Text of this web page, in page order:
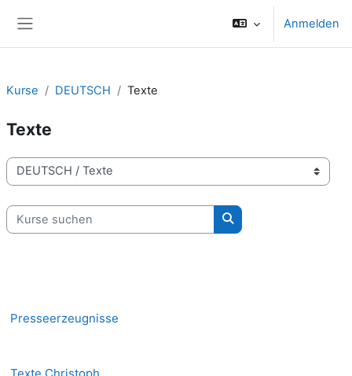
Anmelden
Kurse DEUTSCH Texte
Texte
Kursbereiche
Kurse suchen
Kurse suchen
Presseerzeugnisse
Texte Christoph